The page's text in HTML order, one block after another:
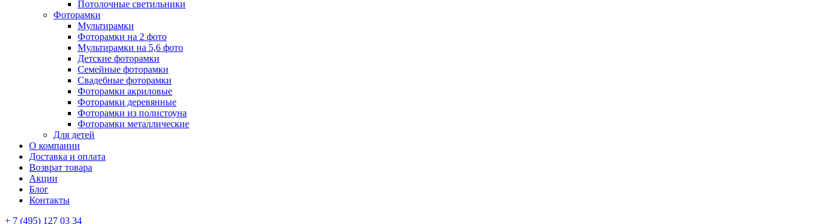
Потолочные светильники
Фоторамки
Мультирамки
Фоторамки на 2 фото
Мультирамки на 5,6 фото
Детские фоторамки
Семейные фоторамки
Свадебные фоторамки
Фоторамки акриловые
Фоторамки деревянные
Фоторамки из полистоуна
Фоторамки металлические
Для детей
О компании
Доставка и оплата
Возврат товара
Акции
Блог
Контакты
+ 7 (495) 127 03 34